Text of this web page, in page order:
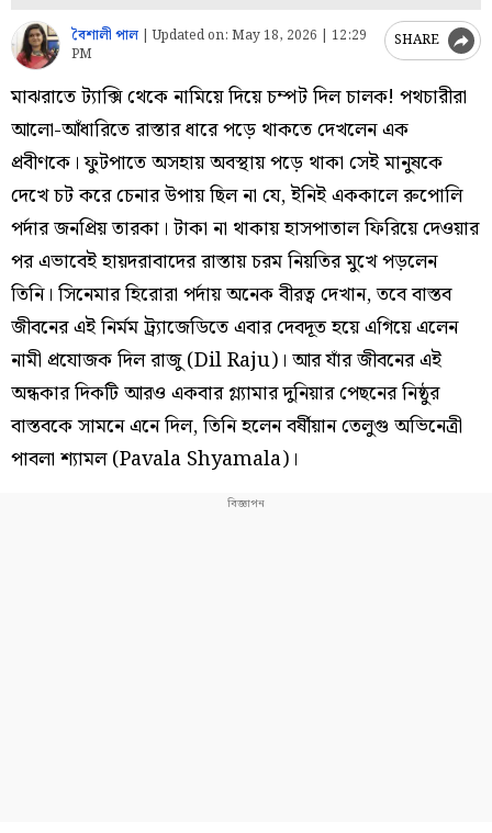
বৈশালী পাল |Updated on: May 18, 2026 | 12:29
PM
SHARE
মাঝরাতে ট্যাক্সি থেকে নামিয়ে দিয়ে চম্পট দিল চালক! পথচারীরা
আলো-আঁধারিতে রাস্তার ধারে পড়ে থাকতে দেখলেন এক
প্রবীণকে। ফুটপাতে অসহায় অবস্থায় পড়ে থাকা সেই মানুষকে
দেখে চট করে চেনার উপায় ছিল না যে, ইনিই এককালে রুপোলি
পর্দার জনপ্রিয় তারকা। টাকা না থাকায় হাসপাতাল ফিরিয়ে দেওয়ার
পর এভাবেই হায়দরাবাদের রাস্তায় চরম নিয়তির মুখে পড়লেন
তিনি। সিনেমার হিরোরা পর্দায় অনেক বীরত্ব দেখান, তবে বাস্তব
জীবনের এই নির্মম ট্র্যাজেডিতে এবার দেবদূত হয়ে এগিয়ে এলেন
নামী প্রযোজক দিল রাজু (Dil Raju)। আর যাঁর জীবনের এই
অন্ধকার দিকটি আরও একবার গ্ল্যামার দুনিয়ার পেছনের নিষ্ঠুর
বাস্তবকে সামনে এনে দিল, তিনি হলেন বর্ষীয়ান তেলুগু অভিনেত্রী
পাবলা শ্যামল (Pavala Shyamala)।